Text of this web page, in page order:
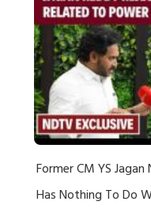
Former CM YS
Has Nothing To Do